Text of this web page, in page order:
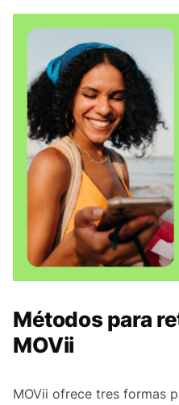
Métodos para
MOVii
MOVii ofrece tres formas